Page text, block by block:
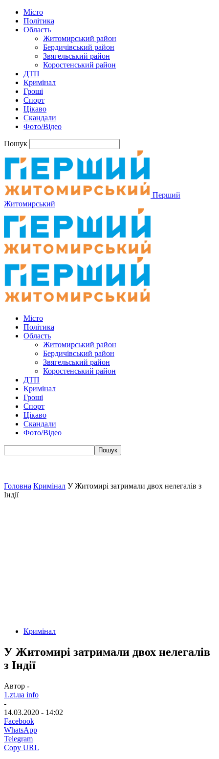
Місто
Політика
Область
Житомирський район
Бердичівський район
Звягельський район
Коростенський район
ДТП
Кримінал
Гроші
Спорт
Цікаво
Скандали
Фото/Відео
Пошук
Перший
Житомирський
Місто
Політика
Область
Житомирський район
Бердичівський район
Звягельський район
Коростенський район
ДТП
Кримінал
Гроші
Спорт
Цікаво
Скандали
Фото/Відео
Головна Кримінал У Житомирі затримали двох нелегалів з
Індії
Кримінал
У Житомирі затримали двох нелегалів
з Індії
Автор -
1.zt.ua info
-
14.03.2020 - 14:02
Facebook
WhatsApp
Telegram
Copy URL